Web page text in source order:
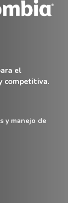
el
competitiva.
y manejo de